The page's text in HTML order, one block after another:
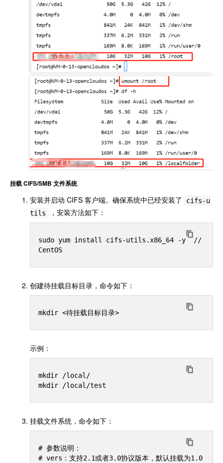
挂载 CIFS/SMB 文件系统
安装并启动 CIFS 客户端。确保系统中已经安装了
cifs-u
tils
，安装方法如下：
sudo yum install cifs-utils.x86_64 -y  //
创建待挂载目标目录，命令如下：
示例：
mkdir /local/
挂载文件系统，命令如下：
# 参数说明：
# vers：支持2.1或者3.0协议版本，默认挂载为1.0